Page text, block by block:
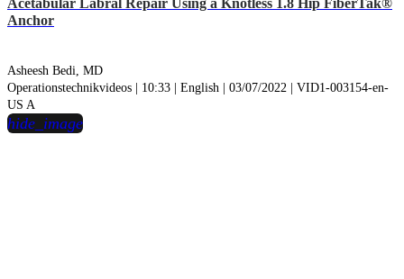
Acetabular Labral Repair Using a Knotless 1.8 Hip FiberTak®
Anchor
Asheesh Bedi, MD
Operationstechnikvideos | 10:33 | English | 03/07/2022 | VID1-003154-en-
US A
hide_image